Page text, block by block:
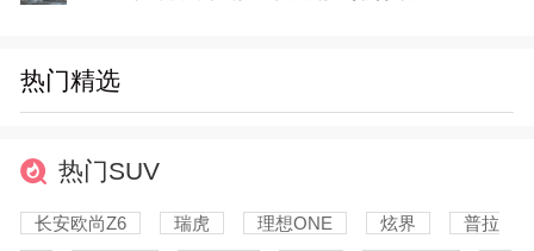
热门精选
热门SUV
长安欧尚Z6 瑞虎 理想ONE 炫界
普拉